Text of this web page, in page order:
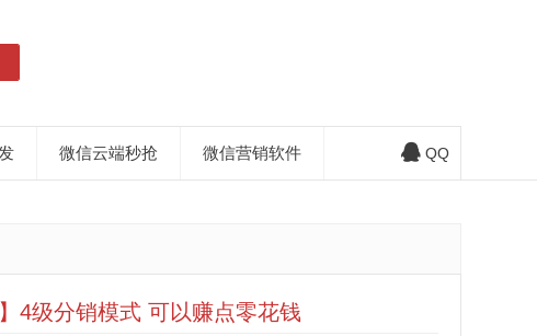
微信云端秒抢 微信营销软件 QQ
4级分销模式 可以赚点零花钱